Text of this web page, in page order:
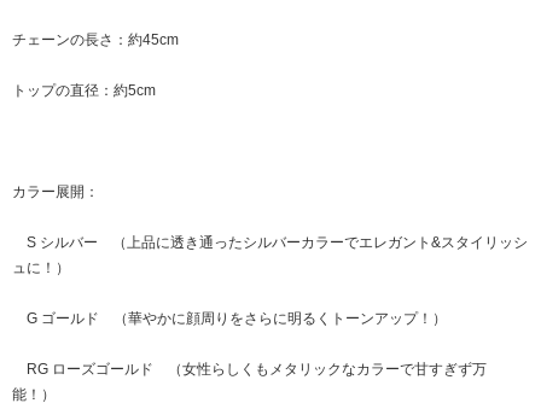
チェーンの長さ：約45cm
トップの直径：約5cm
カラー展開：
S シルバー （上品に透き通ったシルバーカラーでエレガント&スタイリッシ
ュに！）
G ゴールド （華やかに顔周りをさらに明るくトーンアップ！）
RG ローズゴールド （女性らしくもメタリックなカラーで甘すぎず万
能！）